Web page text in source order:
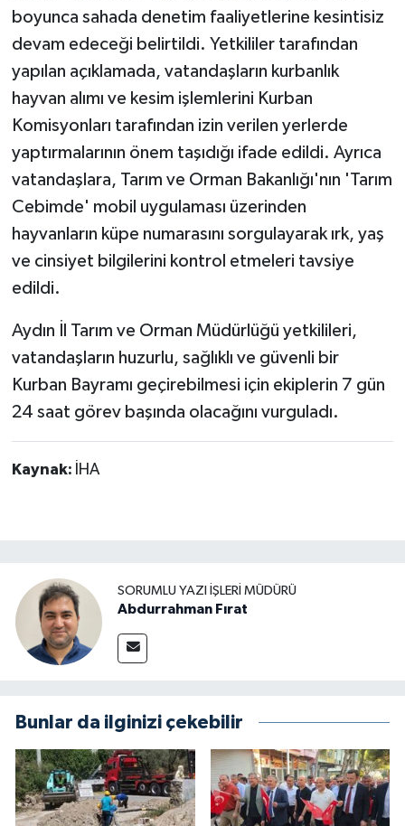
boyunca sahada denetim faaliyetlerine kesintisiz
devam edeceği belirtildi. Yetkililer tarafından
yapılan açıklamada, vatandaşların kurbanlık
hayvan alımı ve kesim işlemlerini Kurban
Komisyonları tarafından izin verilen yerlerde
yaptırmalarının önem taşıdığı ifade edildi. Ayrıca
vatandaşlara, Tarım ve Orman Bakanlığı'nın 'Tarım
Cebimde' mobil uygulaması üzerinden
hayvanların küpe numarasını sorgulayarak ırk, yaş
ve cinsiyet bilgilerini kontrol etmeleri tavsiye
edildi.
Aydın İl Tarım ve Orman Müdürlüğü yetkilileri,
vatandaşların huzurlu, sağlıklı ve güvenli bir
Kurban Bayramı geçirebilmesi için ekiplerin 7 gün
24 saat görev başında olacağını vurguladı.
Kaynak: İHA
SORUMLU YAZI İŞLERI MÜDÜRÜ
Abdurrahman Fırat
Bunlar da ilginizi çekebilir